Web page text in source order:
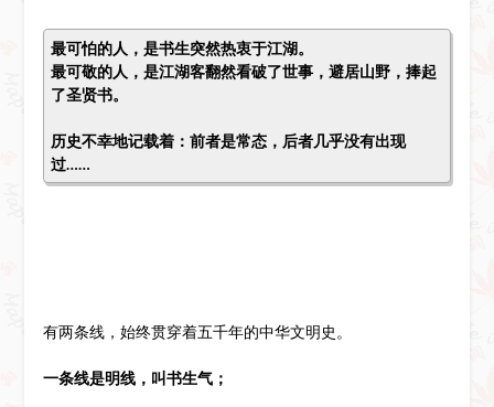
最可怕的人，是书生突然热衷于江湖。
最可敬的人，是江湖客翻然看破了世事，避居山野，捧起
了圣贤书。
历史不幸地记载着：前者是常态，后者几乎没有出现
过……
有两条线，始终贯穿着五千年的中华文明史。
一条线是明线，叫书生气；